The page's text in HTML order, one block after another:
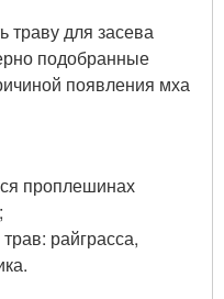
траву для засева
подобранные
появления мха
проплешинах
райграсса,